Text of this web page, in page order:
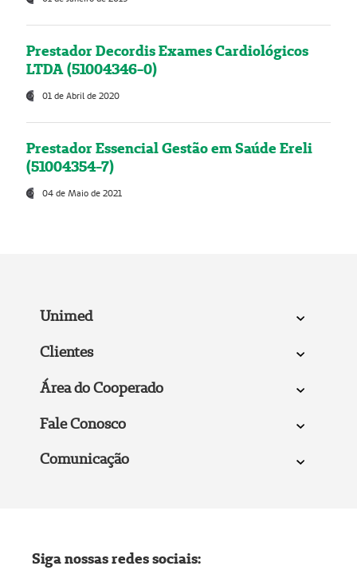
Prestador Decordis Exames Cardiológicos
LTDA (51004346-0)
01 de Abril de 2020
Prestador Essencial Gestão em Saúde Ereli
(51004354-7)
04 de Maio de 2021
Unimed
Clientes
Área do Cooperado
Fale Conosco
Comunicação
Siga nossas redes sociais: